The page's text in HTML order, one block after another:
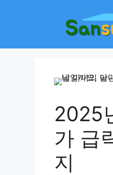
2025
가 급
지